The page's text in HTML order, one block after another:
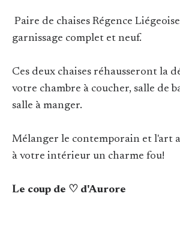
Paire de chaises Régence
garnissage complet et neuf.
Ces deux chaises réhausseront la
votre chambre à coucher, salle de
salle à manger.
Mélanger le contemporain et l'art
à votre intérieur un charme fou!
Le coup de ♡ d'Aurore